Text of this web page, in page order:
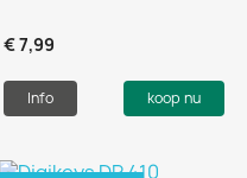
€ 7,99
Info koop nu